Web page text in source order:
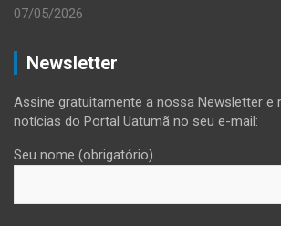
07/05/2026
Newsletter
Assine gratuitamente a nossa Newsletter e
notícias do Portal Uatumã no seu e-mail:
Seu nome (obrigatório)